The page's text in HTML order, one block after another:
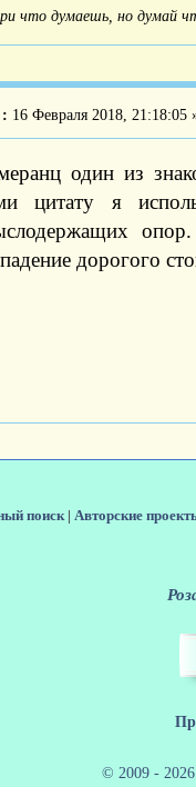
что думаешь, но думай
: 16 Февраля 2018, 21:18:05
один из
цитату я
дорогого
поиск| Авторские
© 2009 -